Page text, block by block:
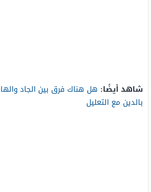
شاهد أيضًا: هل هناك فرق بين الجاد
بالدين مع التعليل